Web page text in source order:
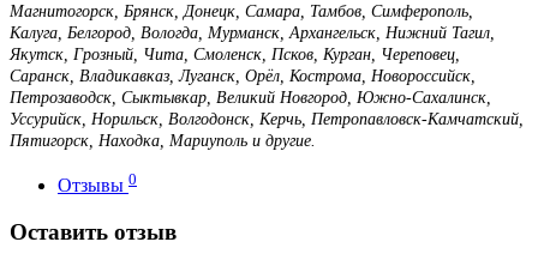
Магнитогорск, Брянск, Донецк, Самара, Тамбов, Симферополь,
Калуга, Белгород, Вологда, Мурманск, Архангельск, Нижний Тагил,
Якутск, Грозный, Чита, Смоленск, Псков, Курган, Череповец,
Саранск, Владикавказ, Луганск, Орёл, Кострома, Новороссийск,
Петрозаводск, Сыктывкар, Великий Новгород, Южно-Сахалинск,
Уссурийск, Норильск, Волгодонск, Керчь, Петропавловск-Камчатский,
Пятигорск, Находка, Мариуполь и другие.
Отзывы 0
Оставить отзыв